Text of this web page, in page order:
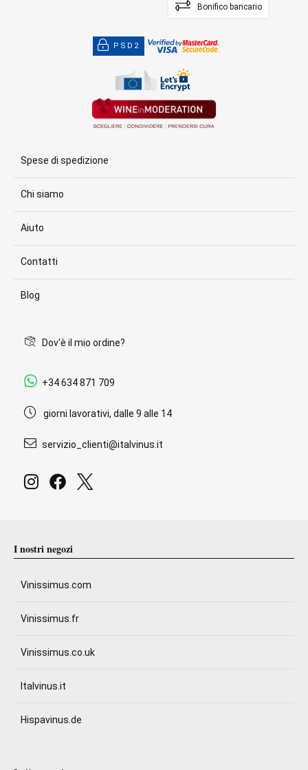
Bonifico bancario
PSD2
Spese di spedizione
Chi siamo
Aiuto
Contatti
Blog
Dov'è il mio ordine?
+34 634 871 709
giorni lavorativi, dalle 9 alle 14
servizio_clienti@italvinus.it
I nostri negozi
Vinissimus.com
Vinissimus.fr
Vinissimus.co.uk
Italvinus.it
Hispavinus.de